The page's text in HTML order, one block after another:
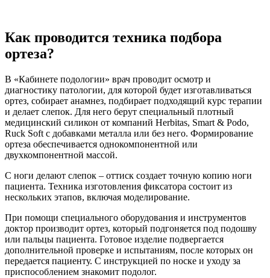
Как проводится техника подбора
ортеза?
В «Кабинете подологии» врач проводит осмотр и
диагностику патологии, для которой будет изготавливаться
ортез, собирает анамнез, подбирает подходящий курс терапии
и делает слепок. Для него берут специальный плотный
медицинский силикон от компаний Herbitas, Smart & Podo,
Ruck Soft с добавками металла или без него. Формирование
ортеза обеспечивается однокомпонентной или
двухкомпонентной массой.
С ноги делают слепок – оттиск создает точную копию ноги
пациента. Техника изготовления фиксатора состоит из
нескольких этапов, включая моделирование.
При помощи специального оборудования и инструментов
доктор производит ортез, который подгоняется под подошву
или пальцы пациента. Готовое изделие подвергается
дополнительной проверке и испытаниям, после которых он
передается пациенту. С инструкцией по носке и уходу за
приспособлением знакомит подолог.